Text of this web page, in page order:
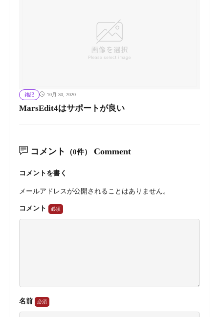
雑記 10月 30, 2020
MarsEdit4はサポートが良い
コメント （0件） Comment
コメントを書く
メールアドレスが公開されることはありません。
コメント
名前